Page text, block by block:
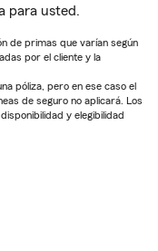
para usted.
de primas que varían según
por el cliente y la
póliza, pero en ese caso el
de seguro no aplicará. Los
y elegibilidad